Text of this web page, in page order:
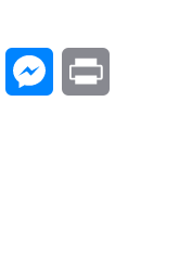
Email Messenger